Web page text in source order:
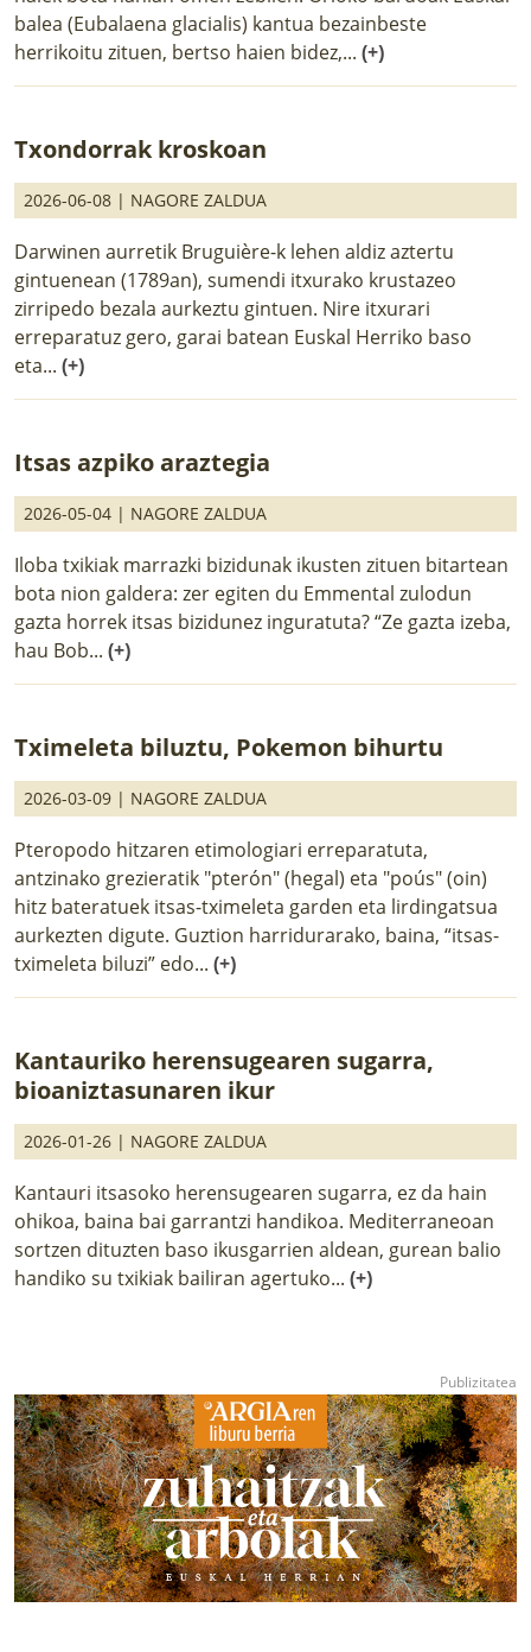
balea (Eubalaena glacialis) kantua bezainbeste
herrikoitu zituen, bertso haien bidez,... (+)
Txondorrak kroskoan
2026-06-08 | NAGORE ZALDUA
Darwinen aurretik Bruguière-k lehen aldiz aztertu
gintuenean (1789an), sumendi itxurako krustazeo
zirripedo bezala aurkeztu gintuen. Nire itxurari
erreparatuz gero, garai batean Euskal Herriko baso
eta... (+)
Itsas azpiko araztegia
2026-05-04 | NAGORE ZALDUA
Iloba txikiak marrazki bizidunak ikusten zituen bitartean
bota nion galdera: zer egiten du Emmental zulodun
gazta horrek itsas bizidunez inguratuta? “Ze gazta izeba,
hau Bob... (+)
Tximeleta biluztu, Pokemon bihurtu
2026-03-09 | NAGORE ZALDUA
Pteropodo hitzaren etimologiari erreparatuta,
antzinako grezieratik "pterón" (hegal) eta "poús" (oin)
hitz bateratuek itsas-tximeleta garden eta lirdingatsua
aurkezten digute. Guztion harridurarako, baina, “itsas-
tximeleta biluzi” edo... (+)
Kantauriko herensugearen sugarra,
bioaniztasunaren ikur
2026-01-26 | NAGORE ZALDUA
Kantauri itsasoko herensugearen sugarra, ez da hain
ohikoa, baina bai garrantzi handikoa. Mediterraneoan
sortzen dituzten baso ikusgarrien aldean, gurean balio
handiko su txikiak bailiran agertuko... (+)